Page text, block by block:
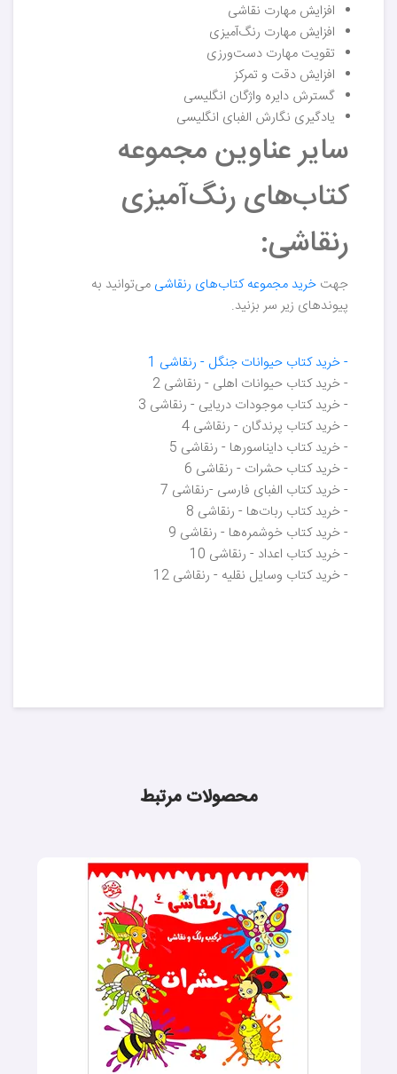
افزایش مهارت نقاشی
افزایش مهارت رنگ‌آمیزی
تقویت مهارت دست‌ورزی
افزایش دقت و تمرکز
گسترش دایره واژگان انگلیسی
یادگیری نگارش الفبای انگلیسی
سایر عناوین مجموعه
کتاب‌های رنگ‌آمیزی
رنقاشی:
جهت خرید مجموعه کتاب‌های رنقاشی می‌توانید به
پیوندهای زیر سر بزنید.
- خرید کتاب حیوانات جنگل - رنقاشی 1
- خرید کتاب حیوانات اهلی - رنقاشی 2
- خرید کتاب موجودات دریایی - رنقاشی 3
- خرید کتاب پرندگان - رنقاشی 4
- خرید کتاب دایناسورها - رنقاشی 5
- خرید کتاب حشرات - رنقاشی 6
- خرید کتاب الفبای فارسی -رنقاشی 7
- خرید کتاب ربات‌ها - رنقاشی 8
- خرید کتاب خوشمره‌ها - رنقاشی 9
- خرید کتاب اعداد - رنقاشی 10
- خرید کتاب وسایل نقلیه - رنقاشی 12
محصولات مرتبط